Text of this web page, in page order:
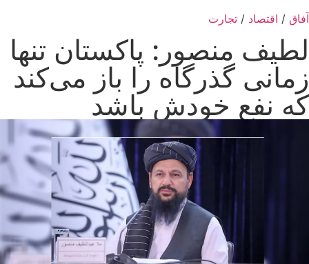
آفاق / اقتصاد / تجارت
لطیف منصور: پاکستان تنها
زمانی گذرگاه را باز می‌کند
که نفع خودش باشد